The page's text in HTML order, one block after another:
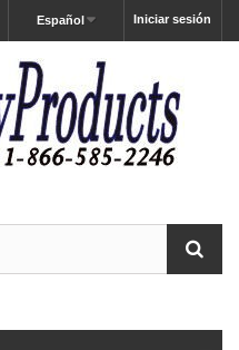
Iniciar sesión
Español